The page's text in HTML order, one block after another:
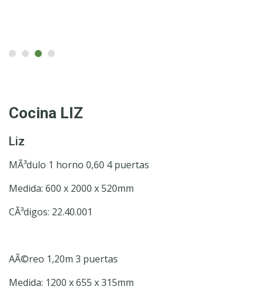
Cocina LIZ
Liz
MÃ³dulo 1 horno 0,60 4 puertas
Medida: 600 x 2000 x 520mm
CÃ³digos: 22.40.001
AÃ©reo 1,20m 3 puertas
Medida: 1200 x 655 x 315mm